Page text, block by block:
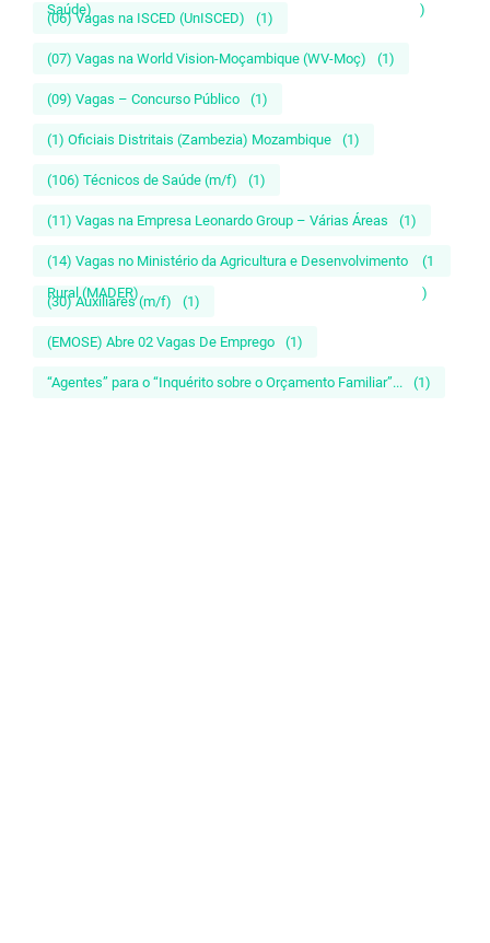
Saúde)
)
(06) Vagas na ISCED (UnISCED) (1)
(07) Vagas na World Vision-Moçambique (WV-Moç) (1)
(09) Vagas – Concurso Público (1)
(1) Oficiais Distritais (Zambezia) Mozambique (1)
(106) Técnicos de Saúde (m/f) (1)
(11) Vagas na Empresa Leonardo Group – Várias Áreas (1)
(14) Vagas no Ministério da Agricultura e Desenvolvimento
Rural (MADER)
(1
)
(30) Auxiliares (m/f) (1)
(EMOSE) Abre 02 Vagas De Emprego (1)
“Agentes” para o “Inquérito sobre o Orçamento Familiar”... (1)